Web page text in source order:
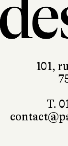
101,
T.